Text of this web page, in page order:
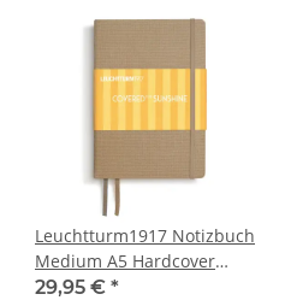
Leuchtturm1917 Notizbuch
Medium A5 Hardcover
Covered for Sunshine Dune
29,95 € *